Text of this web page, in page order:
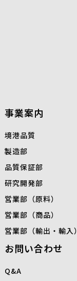
事業案内
境港品質
製造部
品質保証部
研究開発部
営業部（原料）
営業部（商品）
営業部（輸出・輸入）
お問い合わせ
Q&A